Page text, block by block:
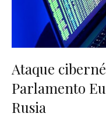
Ataque
Parlamento
Rusia